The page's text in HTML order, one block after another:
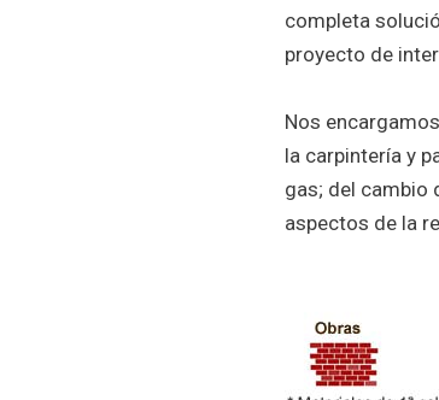
completa
proyecto de
Nos
la carpintería y
gas; del cambio
aspectos de la